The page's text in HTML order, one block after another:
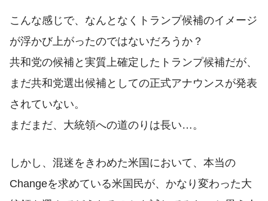
こんな感じで、なんとなくトランプ候補のイメージ
が浮かび上がったのではないだろうか？
共和党の候補と実質上確定したトランプ候補だが、
まだ共和党選出候補としての正式アナウンスが発表
されていない。
まだまだ、大統領への道のりは長い…。
しかし、混迷をきわめた米国において、本当の
Changeを求めている米国民が、かなり変わった大